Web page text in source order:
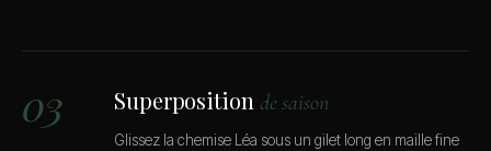
03 Superposition de saison
Glissez la chemise Léa sous un gilet long en maille fine